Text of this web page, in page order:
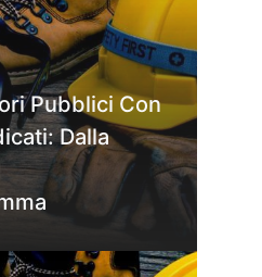
Pubblici Con
Dalla